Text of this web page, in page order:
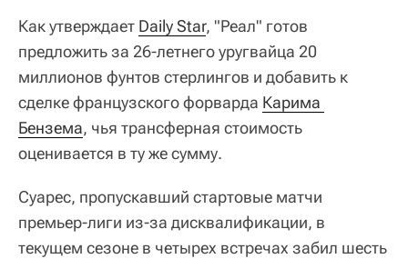
Как утверждает Daily Star, "Реал" готов
предложить за 26-летнего уругвайца 20
миллионов фунтов стерлингов и добавить к
сделке французского форварда Карима
Бензема, чья трансферная стоимость
оценивается в ту же сумму.
Суарес, пропускавший стартовые матчи
премьер-лиги из-за дисквалификации, в
текущем сезоне в четырех встречах забил шесть